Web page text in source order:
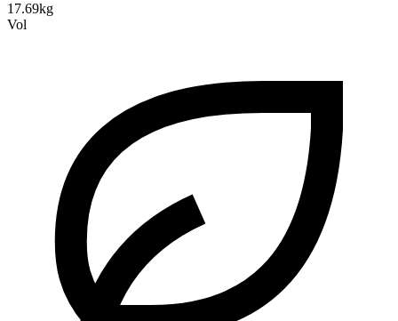
17.69kg
Vol